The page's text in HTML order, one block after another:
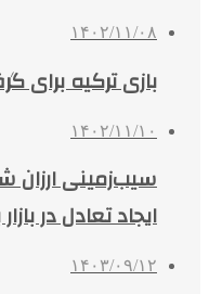
۱۴۰۲/۱۱/۰۸
بازی ترکیه برای
۱۴۰۲/۱۱/۱۰
سیب‌زمینی ارزان
ایجاد تعادل در
۱۴۰۳/۰۹/۱۲